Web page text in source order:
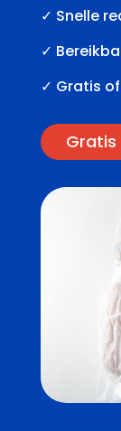
✓ Snelle
✓
✓ Gratis